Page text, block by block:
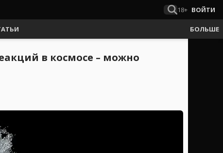
18+ ВОЙТИ
БОЛЬШЕ
в космосе – можно